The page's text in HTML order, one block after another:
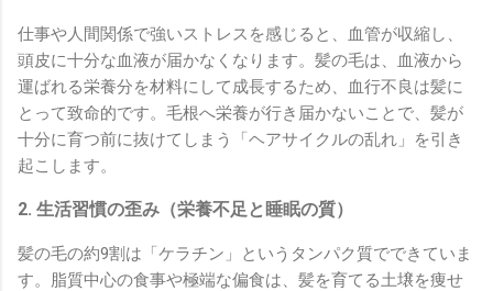
仕事や人間関係で強いストレスを感じると、血管が収縮し、
頭皮に十分な血液が届かなくなります。髪の毛は、血液から
運ばれる栄養分を材料にして成長するため、血行不良は髪に
とって致命的です。毛根へ栄養が行き届かないことで、髪が
十分に育つ前に抜けてしまう「ヘアサイクルの乱れ」を引き
起こします。
2. 生活習慣の歪み（栄養不足と睡眠の質）
髪の毛の約9割は「ケラチン」というタンパク質でできていま
す。脂質中心の食事や極端な偏食は、髪を育てる土壌を痩せ